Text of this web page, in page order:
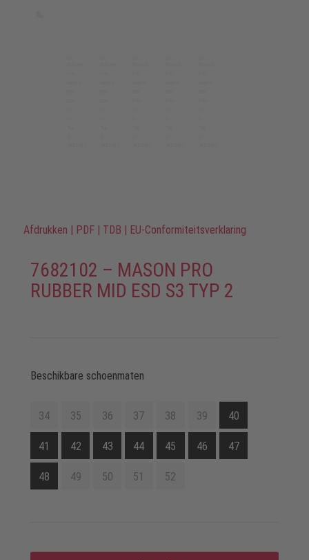
Afdrukken | PDF | TDB | EU-Conformiteitsverklaring
7682102 – MASON PRO
RUBBER MID ESD S3 TYP 2
Beschikbare schoenmaten
34 35 36 37 38 39 40
41 42 43 44 45 46 47
48 49 50 51 52